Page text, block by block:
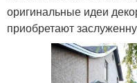
оригинальные идеи
приобретают